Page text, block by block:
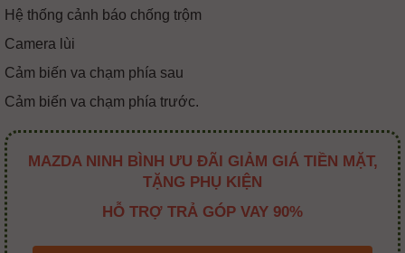
Hệ thống cảnh báo chống trộm
Camera lùi
Cảm biến va chạm phía sau
Cảm biến va chạm phía trước.
MAZDA NINH BÌNH ƯU ĐÃI GIẢM GIÁ TIỀN MẶT,
TẶNG PHỤ KIỆN
HỖ TRỢ TRẢ GÓP VAY 90%